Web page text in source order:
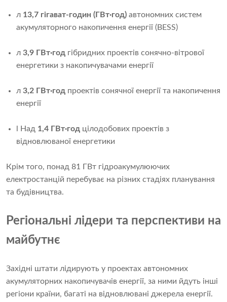
л 13,7 гігават-годин (ГВт·год) автономних систем
акумуляторного накопичення енергії (BESS)
л 3,9 ГВт·год гібридних проектів сонячно-вітрової
енергетики з накопичувачами енергії
л 3,2 ГВт·год проектів сонячної енергії та накопичення
енергії
l Над 1,4 ГВт·год цілодобових проектів з
відновлюваної енергетики
Крім того, понад 81 ГВт гідроакумулюючих
електростанцій перебуває на різних стадіях планування
та будівництва.
Регіональні лідери та перспективи на
майбутнє
Західні штати лідирують у проектах автономних
акумуляторних накопичувачів енергії, за ними йдуть інші
регіони країни, багаті на відновлювані джерела енергії.